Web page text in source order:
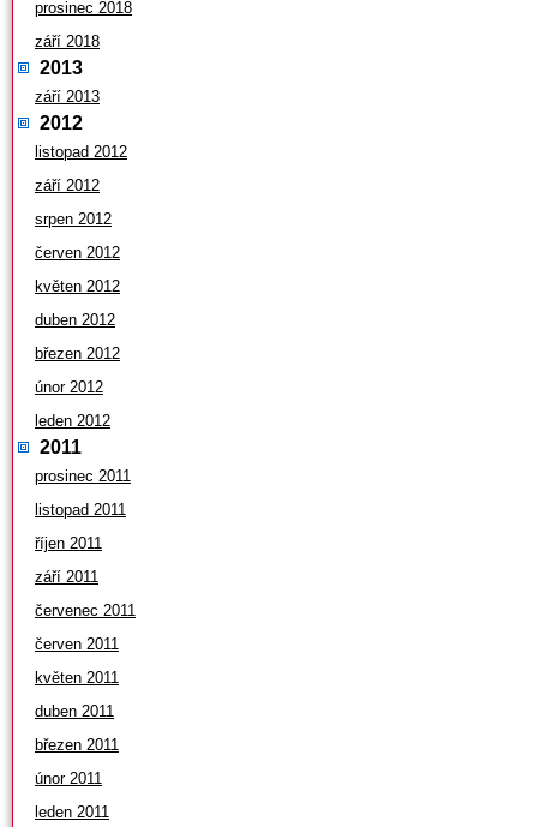
prosinec 2018
září 2018
2013
září 2013
2012
listopad 2012
září 2012
srpen 2012
červen 2012
květen 2012
duben 2012
březen 2012
únor 2012
leden 2012
2011
prosinec 2011
listopad 2011
říjen 2011
září 2011
červenec 2011
červen 2011
květen 2011
duben 2011
březen 2011
únor 2011
leden 2011